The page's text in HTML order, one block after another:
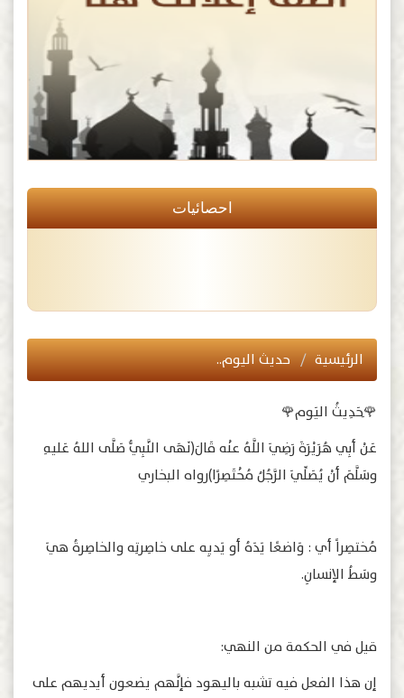
احصائيات
الرئيسية حديث اليوم..
🌹ِحَدِيثُ اليَوم🌹
عَنْ أبِي هُرَيْرَةَ رَضِيَ اللَّهُ عنْه قَالَ(نَهَى النَّبِيُّ صَلَّى اللهُ عَليهِ
وسَلَّمَ أنْ يُصَلِّيَ الرَّجُلُ مُخْتَصِرًا)رواه البخاري
مُختصِراً أي : وَاضعًا يَدَهُ أو يَديِه على خاصِرتِه والخاصِرةُ هيَ
وسَطُ الإنسانِ.
قيل في الحكمة من النهي:
إن هذا الفعل فيه تشبه باليهود فإنَّهم يضعون أيديهم على